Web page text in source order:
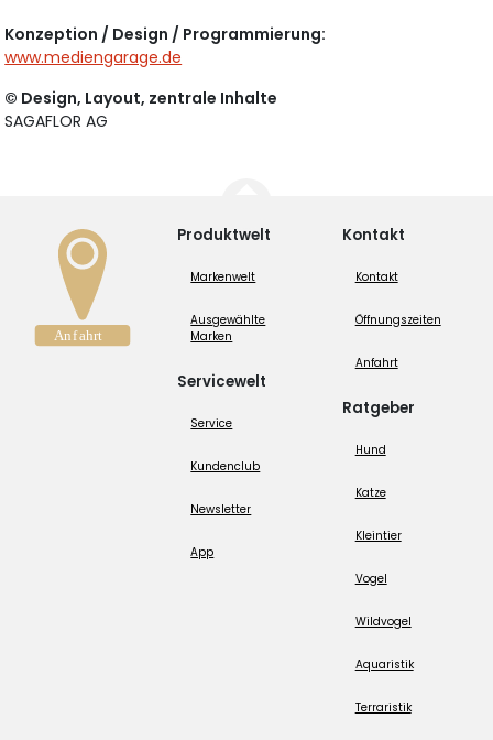
Konzeption / Design / Programmierung:
www.mediengarage.de
© Design, Layout, zentrale Inhalte
SAGAFLOR AG
Produktwelt
Markenwelt
Ausgewählte
Marken
Servicewelt
Service
Kundenclub
Newsletter
App
Kontakt
Kontakt
Öffnungszeiten
Anfahrt
Ratgeber
Hund
Katze
Kleintier
Vogel
Wildvogel
Aquaristik
Terraristik